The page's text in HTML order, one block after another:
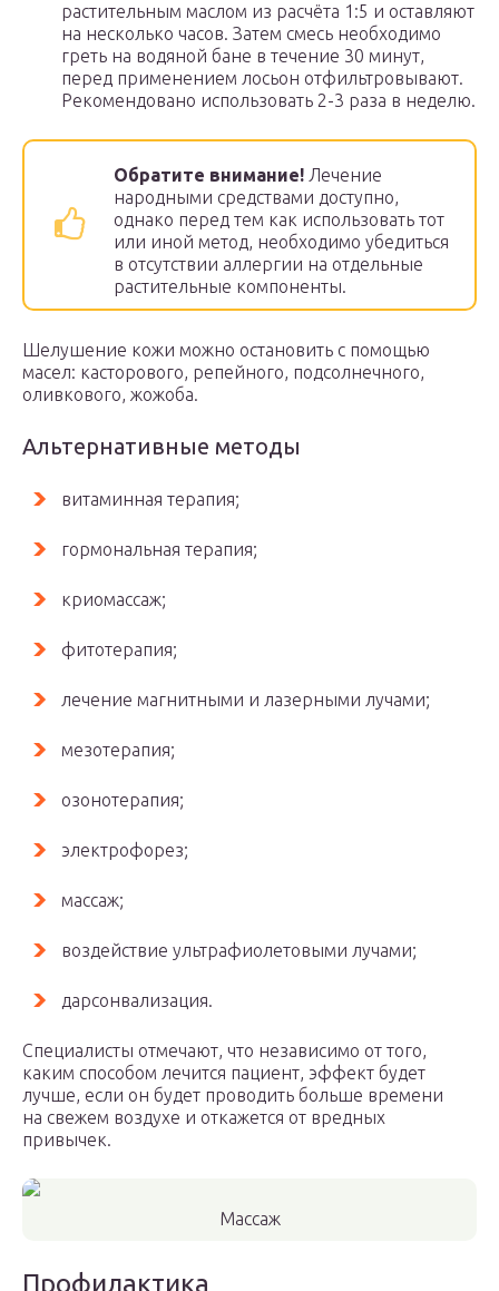
растительным маслом из расчёта 1:5 и оставляют
на несколько часов. Затем смесь необходимо
греть на водяной бане в течение 30 минут,
перед применением лосьон отфильтровывают.
Рекомендовано использовать 2-3 раза в неделю.
Обратите внимание! Лечение
народными средствами доступно,
однако перед тем как использовать тот
или иной метод, необходимо убедиться
в отсутствии аллергии на отдельные
растительные компоненты.
Шелушение кожи можно остановить с помощью
масел: касторового, репейного, подсолнечного,
оливкового, жожоба.
Альтернативные методы
витаминная терапия;
гормональная терапия;
криомассаж;
фитотерапия;
лечение магнитными и лазерными лучами;
мезотерапия;
озонотерапия;
электрофорез;
массаж;
воздействие ультрафиолетовыми лучами;
дарсонвализация.
Специалисты отмечают, что независимо от того,
каким способом лечится пациент, эффект будет
лучше, если он будет проводить больше времени
на свежем воздухе и откажется от вредных
привычек.
Массаж
Профилактика